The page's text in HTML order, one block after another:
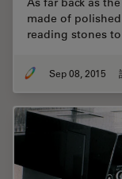
made of
reading stones
Sep 08, 2015